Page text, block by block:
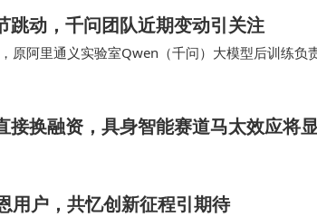
跳动，千问团队近期变动引关注
原阿里通义实验室Qwen（千问）大模型后训练负
负责人。 早在2024年12月，有消息称，…
换融资，具身智能赛道马太效应将
用户，共忆创新征程引期待